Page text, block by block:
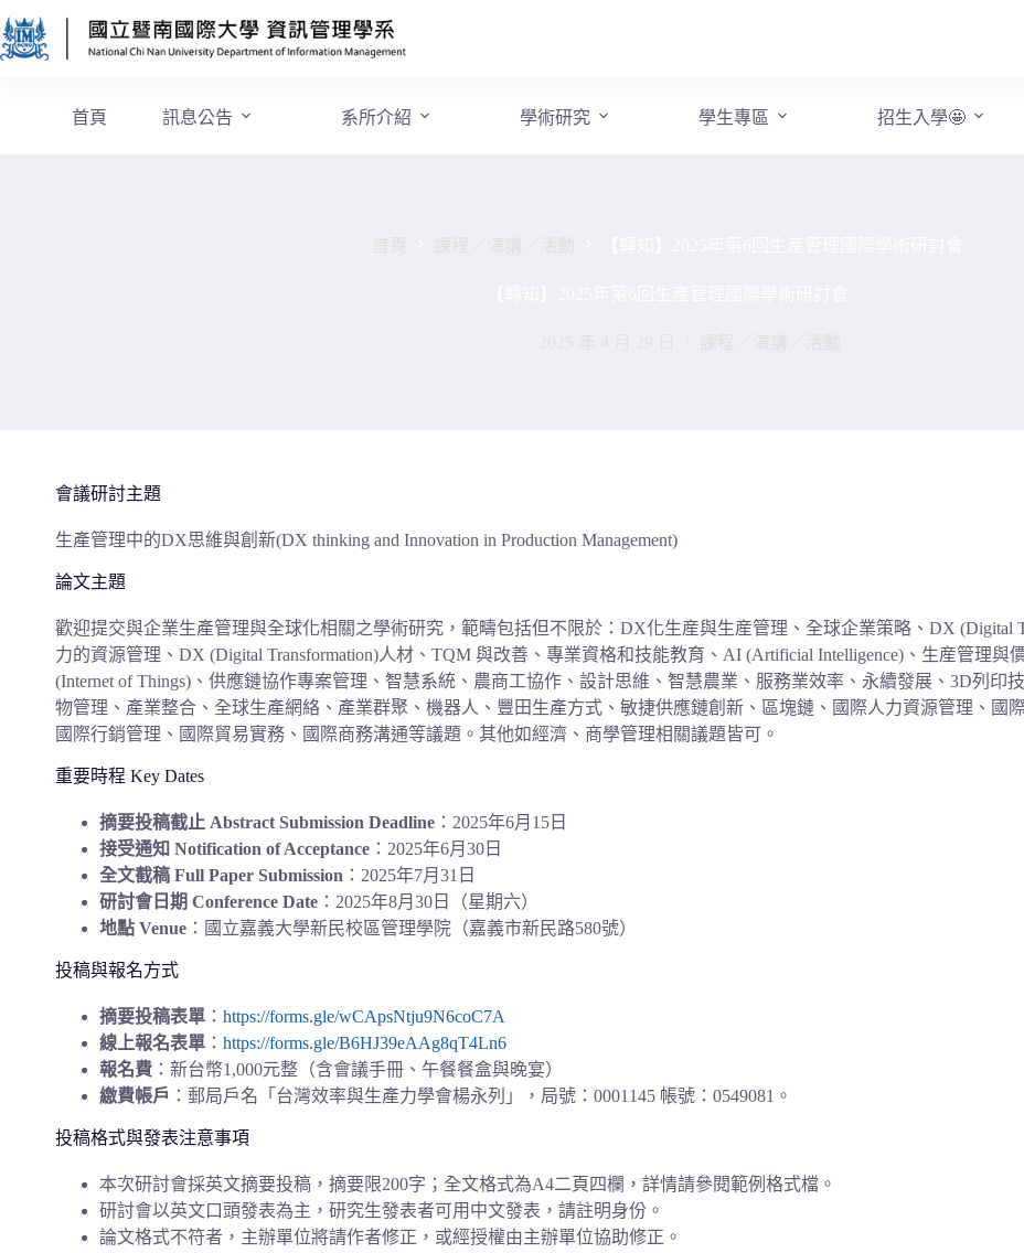
首頁 訊息公告 系所介紹 學術研究 學生專區 招生入學🤩
會議研討主題
生產管理中的DX思維與創新(DX thinking and Innovation in Production Management)
論文主題
歡迎提交與企業生產管理與全球化相關之學術研究， 範疇包括但不限於： DX化生産與生産管理、全球企業策略、 DX (Digital
力的資源管理、 DX (Digital Transformation)人材、 TQM 與改善、專業資格和技能教育、 AI (Artificial Intelligence) 、生産管理與
(Internet of Things) 、供應鏈協作專案管理、智慧系統、農商工協作、 設計思維、智慧農業、服務業效率、永續發展、 3D列印
物管理、產業整合、全球生產網絡、 產業群聚、機器人、豐田生產方式、敏捷供應鏈創新、區塊鏈、 國際人力資源管理、國
國際行銷管理、國際貿易實務、國際商務溝通等議題。其他如經濟、 商學管理相關議題皆可。
重要時程 Key Dates
摘要投稿截止 Abstract Submission Deadline ：2025年6月15日
接受通知 Notification of Acceptance ：2025年6月30日
全文截稿 Full Paper Submission ：2025年7月31日
研討會日期 Conference Date ：2025年8月30日（星期六）
地點 Venue ：國立嘉義大學新民校區管理學院（嘉義市新民路580號）
投稿與報名方式
摘要投稿表單 ： https://forms.gle/wCApsNtju9N6coC7A
線上報名表單 ： https://forms.gle/B6HJ39eAAg8qT4Ln6
報名費 ：新台幣1,000元整（含會議手冊、午餐餐盒與晚宴）
繳費帳戶 ：郵局戶名「台灣效率與生產力學會楊永列」，局號：0001145 帳號：0549081。
投稿格式與發表注意事項
本次研討會採英文摘要投稿，摘要限200字；全文格式為A4二頁四欄，詳情請參閱範例格式檔。
研討會以英文口頭發表為主，研究生發表者可用中文發表，請註明身份。
論文格式不符者，主辦單位將請作者修正，或經授權由主辦單位協助修正。